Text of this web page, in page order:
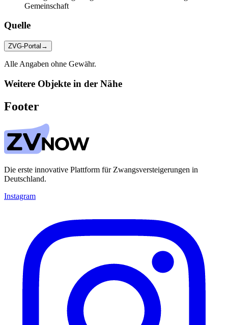
Gemeinschaft
Quelle
ZVG-Portal →
Alle Angaben ohne Gewähr.
Weitere Objekte in der Nähe
Footer
Die erste innovative Plattform für Zwangsversteigerungen in
Deutschland.
Instagram